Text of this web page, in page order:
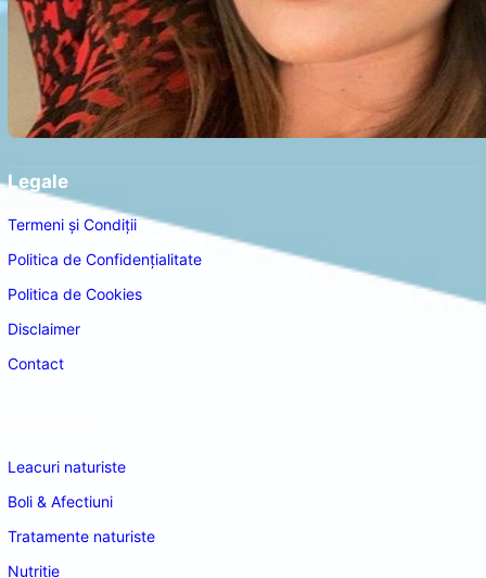
Legale
Termeni și Condiții
Politica de Confidențialitate
Politica de Cookies
Disclaimer
Contact
Leacuri naturiste
Boli & Afectiuni
Tratamente naturiste
Nutritie